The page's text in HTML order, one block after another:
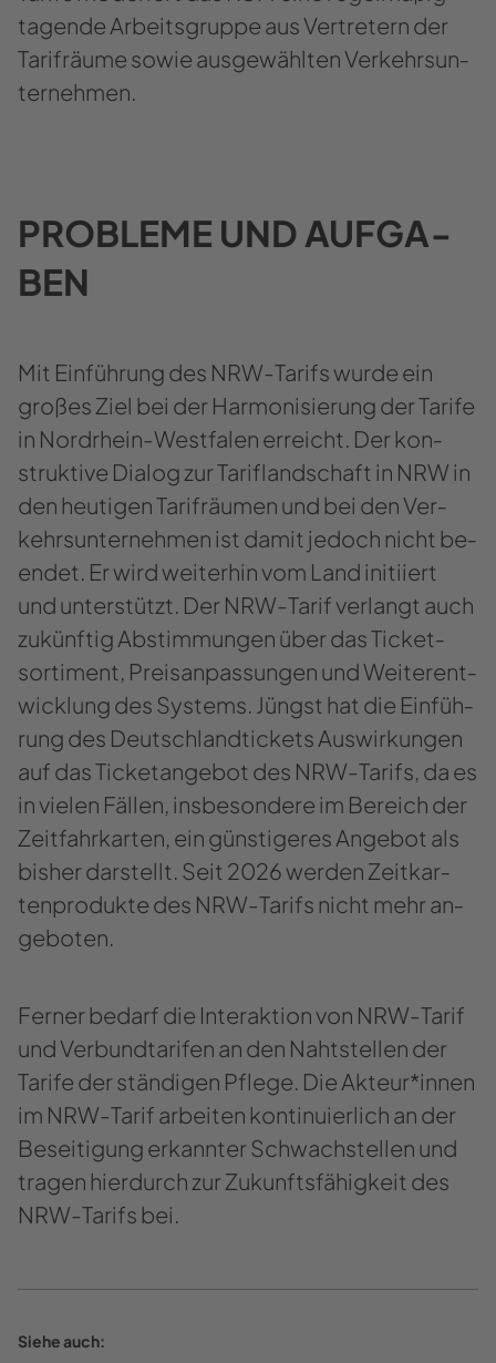
ta­gen­de Ar­beits­grup­pe aus Ver­tre­tern der
Ta­rifräu­me sowie aus­ge­wähl­ten Ver­kehrs­un­
ter­neh­men.
PRO­BLE­ME UND AUF­GA­
BEN
Mit Ein­füh­rung des NRW-​​​Tarifs wurde ein
gro­ßes Ziel bei der Har­mo­ni­sie­rung der Ta­ri­fe
in Nordrhein-​​Westfalen er­reicht. Der kon­
struk­ti­ve Dia­log zur Ta­rif­land­schaft in NRW in
den heu­ti­gen Ta­rifräu­men und bei den Ver­
kehrs­un­ter­neh­men ist damit je­doch nicht be­
en­det. Er wird wei­ter­hin vom Land in­iti­iert
und un­ter­stützt. Der NRW-​​​Tarif ver­langt auch
zu­künf­tig Ab­stim­mun­gen über das Ti­cket­
sor­ti­ment, Preis­an­pas­sun­gen und Wei­ter­ent­
wick­lung des Sys­tems. Jüngst hat die Ein­füh­
rung des Deutsch­land­ti­ckets Aus­wir­kun­gen
auf das Ti­cket­an­ge­bot des NRW-​​Tarifs, da es
in vie­len Fäl­len, ins­be­son­de­re im Be­reich der
Zeit­fahr­kar­ten, ein güns­ti­ge­res An­ge­bot als
bis­her dar­stellt. Seit 2026 wer­den Zeit­kar­
ten­pro­duk­te des NRW-​​Tarifs nicht mehr an­
ge­bo­ten.
Fer­ner be­darf die In­ter­ak­ti­on von NRW-​​Tarif
und Ver­bund­ta­ri­fen an den Naht­stel­len der
Ta­ri­fe der stän­di­gen Pfle­ge. Die Ak­teur*innen
im NRW-​​Tarif ar­bei­ten kon­ti­nu­ier­lich an der
Be­sei­ti­gung er­kann­ter Schwach­stel­len und
tra­gen hier­durch zur Zu­kunfts­fä­hig­keit des
NRW-​​Tarifs bei.
Siehe auch: